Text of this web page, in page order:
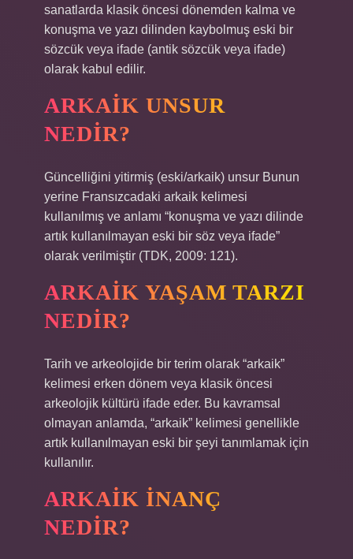
sanatlarda klasik öncesi dönemden kalma ve
konuşma ve yazı dilinden kaybolmuş eski bir
sözcük veya ifade (antik sözcük veya ifade)
olarak kabul edilir.
ARKAIK UNSUR
NEDIR?
Güncelliğini yitirmiş (eski/arkaik) unsur Bunun
yerine Fransızcadaki arkaik kelimesi
kullanılmış ve anlamı “konuşma ve yazı dilinde
artık kullanılmayan eski bir söz veya ifade”
olarak verilmiştir (TDK, 2009: 121).
ARKAIK YAŞAM TARZI
NEDIR?
Tarih ve arkeolojide bir terim olarak “arkaik”
kelimesi erken dönem veya klasik öncesi
arkeolojik kültürü ifade eder. Bu kavramsal
olmayan anlamda, “arkaik” kelimesi genellikle
artık kullanılmayan eski bir şeyi tanımlamak için
kullanılır.
ARKAIK INANÇ
NEDIR?